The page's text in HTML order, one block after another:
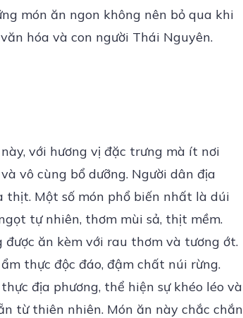
món ăn ngon không nên bỏ qua khi
hóa và con người Thái Nguyên.
với hương vị đặc trưng mà ít nơi
vô cùng bổ dưỡng. Người dân địa
thịt. Một số món phổ biến nhất là dúi
tự nhiên, thơm mùi sả, thịt mềm.
ăn kèm với rau thơm và tương ớt.
thực độc đáo, đậm chất núi rừng.
địa phương, thể hiện sự khéo léo và
từ thiên nhiên. Món ăn này chắc chắn